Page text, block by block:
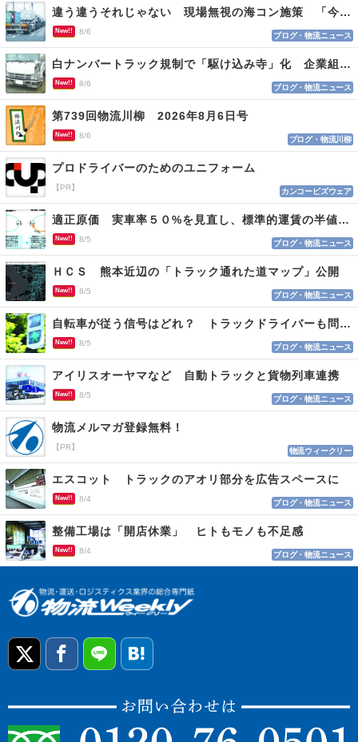
違う違うそれじゃない 現場無視の海コン施策 「今でも平均２～３時間は待つ」
New!! 8/6 ブログ・物流ニュース
白ナンバートラック規制で「駆け込み寺」化 企業組合が入会基準を見直しへ
New!! 8/6 ブログ・物流ニュース
第739回物流川柳 2026年8月6日号
New!! 8/6 ブログ・物流川柳
プロドライバーのためのユニフォーム
【PR】 カンコービズウェア
適正原価 実車率５０%を見直し、標準的運賃の半値の恐れも
New!! 8/5 ブログ・物流ニュース
ＨＣＳ 熊本近辺の「トラック通れた道マップ」公開
New!! 8/5 ブログ・物流ニュース
自転車が従う信号はどれ？ トラックドライバーも問われる認識
New!! 8/5 ブログ・物流ニュース
アイリスオーヤマなど 自動トラックと貨物列車連携
New!! 8/5 ブログ・物流ニュース
物流メルマガ登録無料！
【PR】 物流ウィークリー
エスコット トラックのアオリ部分を広告スペースに
New!! 8/4 ブログ・物流ニュース
整備工場は「開店休業」 ヒトもモノも不足感
New!! 8/4 ブログ・物流ニュース